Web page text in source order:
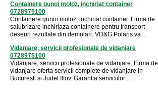
Containere gunoi moloz, inchiriat container
0728975100
Containere gunoi moloz, inchiriat container. Firma de
salubrizare inchiriaza containere pentru transport
deseuri rezultate din demolari. VD&G Polaris va ...
Vidanjare, servicii profesionale de vidanjare
0728975100
Vidanjare, servicii profesionale de vidanjare. Firma de
vidanjare oferta servicii complete de vidanjare in
Bucuresti si Judet Ilfov. Garantia serviciilor ...